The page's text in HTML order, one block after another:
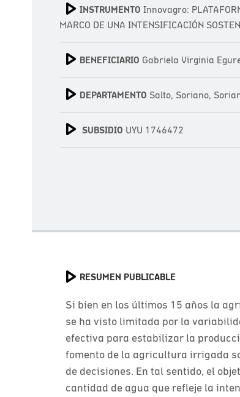
INSTRUMENTO Innovagro:
MARCO DE UNA INTENSIFICACIÓN
BENEFICIARIO Gabriela Virginia
DEPARTAMENTO Salto, Soriano,
SUBSIDIO UYU 1746472
RESUMEN PUBLICABLE
Si bien en los últimos 15 años la
se ha visto limitada por la
efectiva para estabilizar la
fomento de la agricultura irrigada
de decisiones. En tal sentido, el
cantidad de agua que refleje la